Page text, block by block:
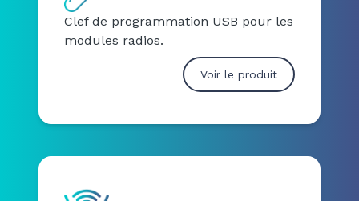
Clef de programmation USB pour les
modules radios.
Voir le produit